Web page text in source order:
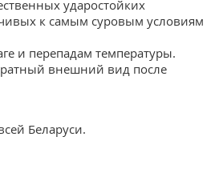
ударостойких
к самым суровым условиям
и перепадам температуры.
внешний вид после
Беларуси.